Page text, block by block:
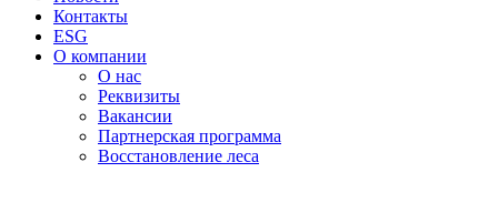
Контакты
ESG
О компании
О нас
Реквизиты
Вакансии
Партнерская программа
Восстановление леса